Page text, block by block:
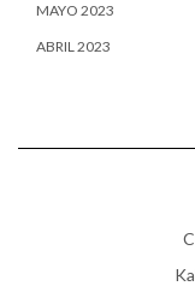
MAYO 2023
ABRIL 2023